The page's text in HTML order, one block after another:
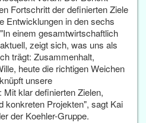
Fortschritt der definierten Ziele
Entwicklungen in den sechs
einem gesamtwirtschaftlich
zeigt sich, was uns als
trägt: Zusammenhalt,
heute die richtigen Weichen
unsere
klar definierten Zielen,
konkreten Projekten", sagt Kai
der Koehler-Gruppe.